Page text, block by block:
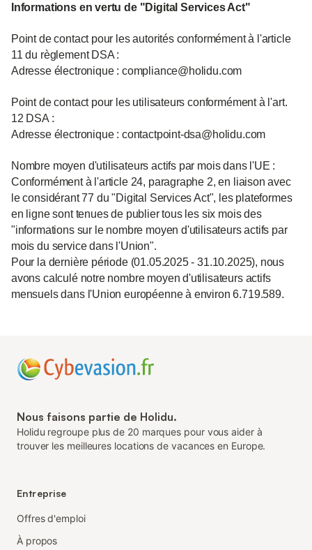
Informations en vertu de "Digital Services Act"
Point de contact pour les autorités conformément à l'article
11 du règlement DSA :
Adresse électronique : compliance@holidu.com
Point de contact pour les utilisateurs conformément à l'art.
12 DSA :
Adresse électronique : contactpoint-dsa@holidu.com
Nombre moyen d'utilisateurs actifs par mois dans l'UE :
Conformément à l'article 24, paragraphe 2, en liaison avec
le considérant 77 du "Digital Services Act", les plateformes
en ligne sont tenues de publier tous les six mois des
"informations sur le nombre moyen d'utilisateurs actifs par
mois du service dans l'Union".
Pour la dernière période (01.05.2025 - 31.10.2025), nous
avons calculé notre nombre moyen d'utilisateurs actifs
mensuels dans l'Union européenne à environ 6.719.589.
Nous faisons partie de Holidu.
Holidu regroupe plus de 20 marques pour vous aider à
trouver les meilleures locations de vacances en Europe.
Entreprise
Offres d'emploi
À propos